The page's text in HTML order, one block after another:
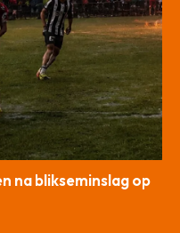
na blikseminslag op